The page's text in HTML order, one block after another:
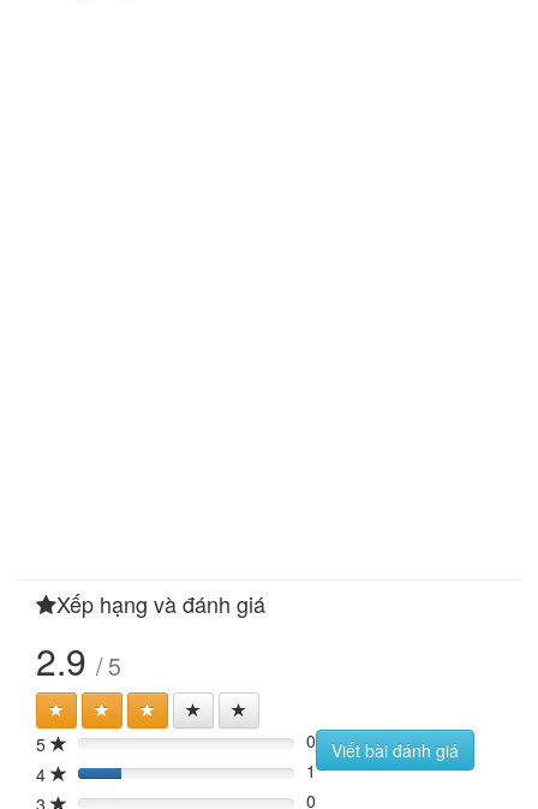
Xếp hạng và đánh giá
2.9 / 5
5 0%
0
4
20%
1
3
0
Viết bài đánh giá